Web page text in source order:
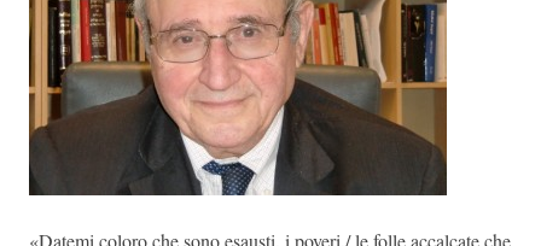
«Datemi coloro che sono esausti, i poveri,/ le folle accalcate che